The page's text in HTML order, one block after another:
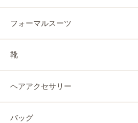
フォーマルスーツ
靴
ヘアアクセサリー
バッグ